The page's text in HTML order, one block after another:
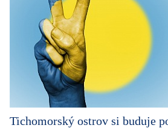
Tichomorský ostrov si buduje